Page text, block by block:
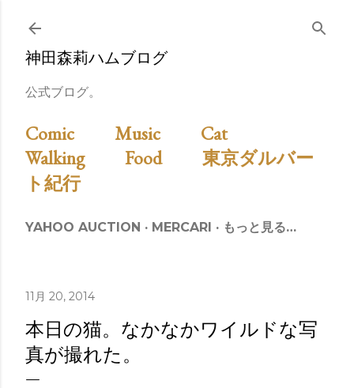
スキップしてメイン コンテンツに移動
神田森莉ハムブログ
公式ブログ。
Comic Music
Cat
Walking
Food
東京ダルバー
ト紀行
YAHOO AUCTION MERCARI もっと見る…
11月 20, 2014
本日の猫。なかなかワイルドな写
真が撮れた。